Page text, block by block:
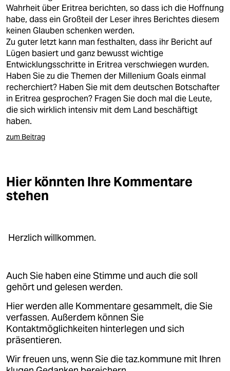
Wahrheit über Eritrea berichten, so dass ich die Hoffnung
habe, dass ein Großteil der Leser ihres Berichtes diesem
keinen Glauben schenken werden.
Zu guter letzt kann man festhalten, dass ihr Bericht auf
Lügen basiert und ganz bewusst wichtige
Entwicklungsschritte in Eritrea verschwiegen wurden.
Haben Sie zu die Themen der Millenium Goals einmal
recherchiert? Haben Sie mit dem deutschen Botschafter
in Eritrea gesprochen? Fragen Sie doch mal die Leute,
die sich wirklich intensiv mit dem Land beschäftigt
haben.
zum Beitrag
Hier könnten Ihre Kommentare
stehen
Herzlich willkommen.
Auch Sie haben eine Stimme und auch die soll
gehört und gelesen werden.
Hier werden alle Kommentare gesammelt, die Sie
verfassen. Außerdem können Sie
Kontaktmöglichkeiten hinterlegen und sich
präsentieren.
Wir freuen uns, wenn Sie die taz.kommune mit Ihren